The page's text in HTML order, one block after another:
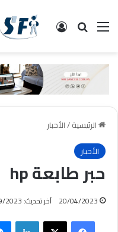
القائمة البحث تسجيل الدخول
الرئيسية/الأحبار
الأحبار
حبر طابعة hp
20/04/2023 آخر تحديث: 27/09/2023
فيسبوك ‫X لينكدإن